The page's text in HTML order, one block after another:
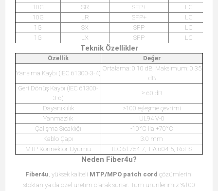
10G
SR SFP+
LC
10G
LR SFP+
LC
1G
SX SFP
LC
1G
LX SFP LC
Teknik Özellikler
Özellik Değer
Yansıma Kaybı (IEC 61300-3-4)
Ortalama: 0.10 dB, Maksimum: 0.35
dB
Geri Dönüş Kaybı (IEC 61300-
3-6)
≥ 60 dB
Dayanıklılık
>100 eşleşme çevrimi
Yanmazlık
UL94 V-0
Çalışma Sıcaklığı
-10°C ila +70°C
Kablo Çapı
3.0 mm
MTP Konnektör Uyumu
IEC 61754-7, TIA 604-5, RoHS
Neden Fiber4u?
Fiber4u , yüksek kaliteli MTP/MPO patch cord çözümlerini
stoktan ya da özel üretim olarak sunar. Tüm ürünlerimiz %100